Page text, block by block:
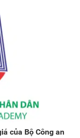
của Bộ Công an